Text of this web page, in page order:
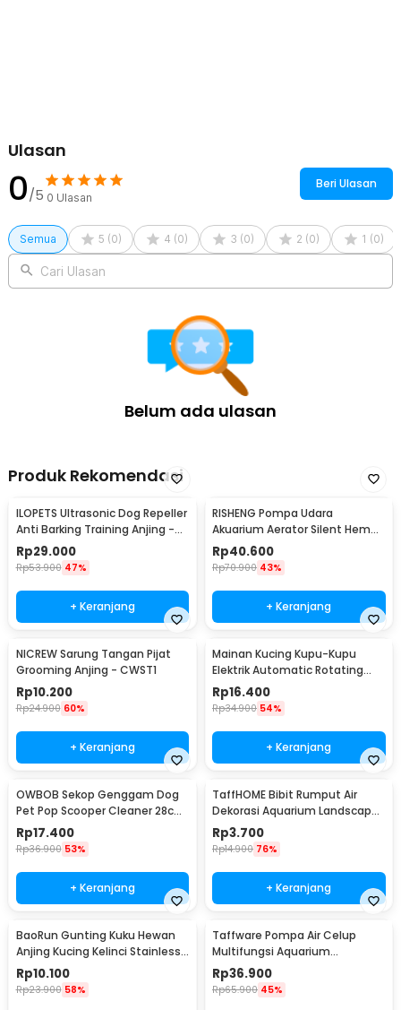
Ulasan
0/5 0 Ulasan
Beri Ulasan
Semua 5 (0) 4 (0) 3 (0) 2 (0) 1 (0)
Cari Ulasan
Belum ada ulasan
Produk Rekomendasi
ILOPETS Ultrasonic Dog Repeller
Anti Barking Training Anjing -
TJ-3008
Rp29.000
Rp53.900 47%
+ Keranjang
RISHENG Pompa Udara
Akuarium Aerator Silent Hemat
Energi 2.4W - RS-511
Rp40.600
Rp70.900 43%
+ Keranjang
NICREW Sarung Tangan Pijat
Grooming Anjing - CWST1
Rp10.200
Rp24.900 60%
+ Keranjang
Mainan Kucing Kupu-Kupu
Elektrik Automatic Rotating
Flying Butterfly
Rp16.400
Rp34.900 54%
+ Keranjang
OWBOB Sekop Genggam Dog
Pet Pop Scooper Cleaner 28cm
- A11707
Rp17.400
Rp36.900 53%
+ Keranjang
TaffHOME Bibit Rumput Air
Dekorasi Aquarium Landscape
Ornament - H0027
Rp3.700
Rp14.900 76%
+ Keranjang
BaoRun Gunting Kuku Hewan
Anjing Kucing Kelinci Stainless
Steel - 5X
Rp10.100
Rp23.900 58%
Taffware Pompa Air Celup
Multifungsi Aquarium
Submersible Pump 12V - QR30E
Rp36.900
Rp65.900 45%